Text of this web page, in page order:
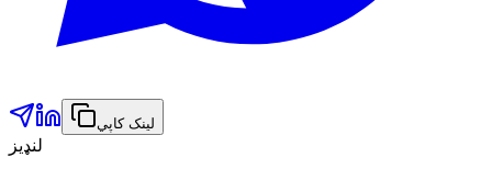
لینک کاپي
لنډیز